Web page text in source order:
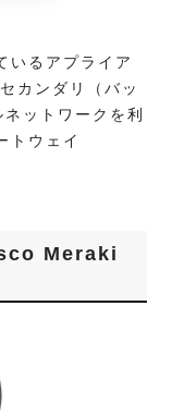
いるアプライア
カンダリ（バッ
ットワークを利
トウェイ
Meraki